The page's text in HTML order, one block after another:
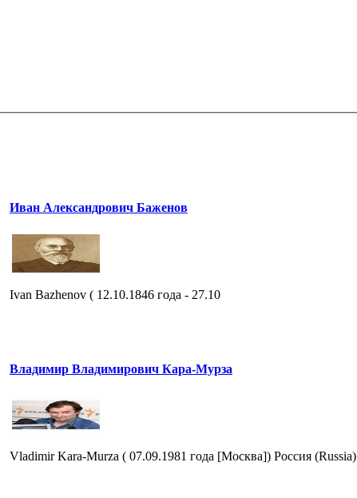
Иван Александрович Баженов
Ivan Bazhenov ( 12.10.1846 года - 27.10
Владимир Владимирович Кара-Мурза
Vladimir Kara-Murza ( 07.09.1981 года [Москва]) Россия (Russia)